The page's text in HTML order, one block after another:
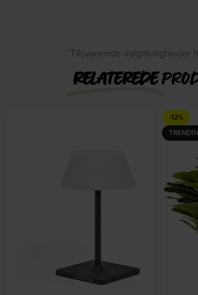
Tilsvarende valgmuligheder
RELATEREDE
-12%